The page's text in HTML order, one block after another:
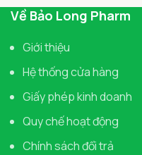
Về Bảo Long Pharm
Giới thiệu
Hệ thống cửa hàng
Giấy phép kinh doanh
Quy chế hoạt động
Chính sách đổi trả